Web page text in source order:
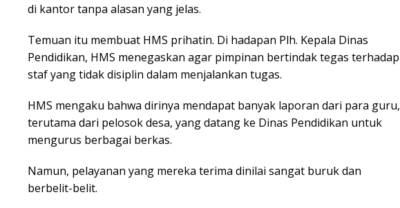
di kantor tanpa alasan yang jelas.
Temuan itu membuat HMS prihatin. Di hadapan Plh. Kepala Dinas
Pendidikan, HMS menegaskan agar pimpinan bertindak tegas terhadap
staf yang tidak disiplin dalam menjalankan tugas.
HMS mengaku bahwa dirinya mendapat banyak laporan dari para guru,
terutama dari pelosok desa, yang datang ke Dinas Pendidikan untuk
mengurus berbagai berkas.
Namun, pelayanan yang mereka terima dinilai sangat buruk dan
berbelit-belit.